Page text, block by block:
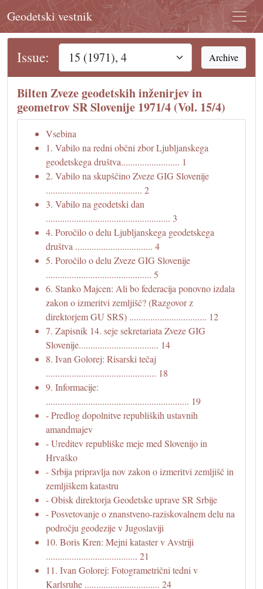
Geodetski vestnik
Issue: Archive
Bilten Zveze geodetskih inženirjev in
geometrov SR Slovenije 1971/4 (Vol. 15/4)
Vsebina
1. Vabilo na redni občni zbor Ljubljanskega
geodetskega društva......................... 1
2. Vabilo na skupščino Zveze GIG Slovenije
......................................... 2
3. Vabilo na geodetski dan
..................................................... 3
4. Poročilo o delu Ljubljanskega geodetskega
društva ................................. 4
5. Poročilo o delu Zveze GIG Slovenije
............................................. 5
6. Stanko Majcen: Ali bo federacija ponovno izdala
zakon o izmeritvi zemljišč? (Razgovor z
direktorjem GU SRS) ................................. 12
7. Zapisnik 14. seje sekretariata Zveze GIG
Slovenije.................................. 14
8. Ivan Golorej: Risarski tečaj
............................................... 18
9. Informacije:
............................................................. 19
- Predlog dopolnitve republiških ustavnih
amandmajev
- Ureditev republiške meje med Slovenijo in
Hrvaško
- Srbija pripravlja nov zakon o izmeritvi zemljišč in
zemljiškem katastru
- Obisk direktorja Geodetske uprave SR Srbije
- Posvetovanje o znanstveno-raziskovalnem delu na
področju geodezije v Jugoslaviji
10. Boris Kren: Mejni kataster v Avstriji
....................................... 21
11. Ivan Golorej: Fotogrametrični tedni v
Karlsruhe ................................ 24